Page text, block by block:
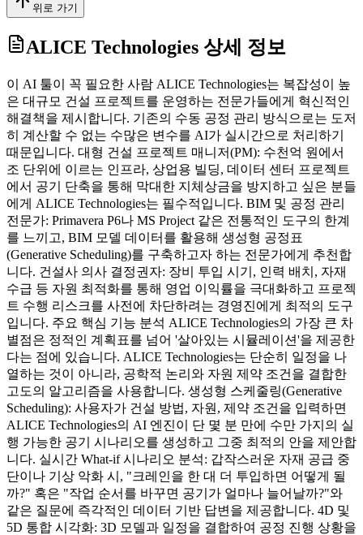
위로 가기
ALICE Technologies 상세 정보
이 AI 툴이 꼭 필요한 사람 ALICE Technologies는 복잡성이 높
은 대규모 건설 프로젝트를 운영하는 전문가들에게 혁신적인
해결책을 제시합니다. 기존의 수동 공정 관리 방식으로는 도저
히 계산할 수 없는 수많은 변수를 AI가 실시간으로 처리하기
때문입니다. 대형 건설 프로젝트 매니저(PM): 수천억 원에서
조 단위에 이르는 인프라, 상업용 빌딩, 데이터 센터 프로젝트
에서 공기 단축을 통해 막대한 지체상금을 방지하고 싶은 분들
에게 ALICE Technologies는 필수적입니다. BIM 및 공정 관리
전문가: Primavera P6나 MS Project 같은 전통적인 도구의 한계
를 느끼고, BIM 모델 데이터를 활용해 생성형 공정표
(Generative Scheduling)를 구축하고자 하는 전문가에게 추천합
니다. 건설사 의사 결정권자: 장비 투입 시기, 인력 배치, 자재
수급 등 자원 최적화를 통해 영업 이익률을 극대화하고 프로젝
트 수행 리스크를 사전에 차단하려는 경영진에게 최적의 도구
입니다. 주요 핵심 기능 분석 ALICE Technologies의 가장 큰 차
별점은 정적인 계획표를 넘어 '살아있는 시뮬레이션'을 제공한
다는 점에 있습니다. ALICE Technologies는 단순히 일정을 나
열하는 것이 아니라, 공학적 논리와 자원 제약 조건을 결합한
고도의 알고리즘을 사용합니다. 생성형 스케줄링(Generative
Scheduling): 사용자가 건설 방법, 자원, 제약 조건을 입력하면
ALICE Technologies의 AI 엔진이 단 몇 분 만에 수만 가지의 실
행 가능한 공기 시나리오를 생성하고 그중 최적의 안을 제안합
니다. 실시간 What-if 시나리오 분석: 갑작스러운 자재 공급 중
단이나 기상 악화 시, "크레인을 한 대 더 투입하면 어떻게 될
까?" 혹은 "작업 순서를 바꾸면 공기가 얼마나 늘어날까?"와
같은 질문에 즉각적인 데이터 기반 답변을 제공합니다. 4D 및
5D 통합 시각화: 3D 모델과 일정을 결합하여 공정 진행 상황을